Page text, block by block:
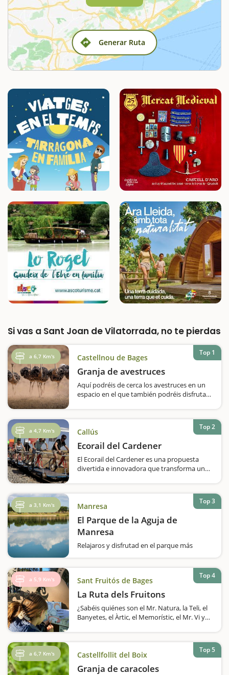
Generar Ruta
Si vas a Sant Joan de Vilatorrada, no te pierdas
a 6,7 Km's Castellnou de Bages
Granja de avestruces
Aquí podréis de cerca los avestruces en un
espacio en el que también podréis disfrutar
teniendo en cuenta los animales que…
Top 1
a 4,7 Km's Callús
Ecorail del Cardener
El Ecorail del Cardener es una propuesta
divertida e innovadora que transforma un
pedalear por vías de tren en medio de la
naturaleza? ¡Esta…
Top 2
a 3,1 Km's Manresa
El Parque de la Aguja de
Manresa
Relajaros y disfrutad en el parque más
Manresa hay un gran lago artificial de 64.000
metros cuadrados y que, a su…
Top 3
a 5,9 Km's Sant Fruitós de Bages
La Ruta dels Fruitons
¿Sabéis quiénes son el Mr. Natura, la Teli, el
Banyetes, el Àrtic, el Memorístic, el Mr. Vi y
en siete puntos de Sant Fruitós…
Top 4
a 6,7 Km's Castellfollit del Boix
Granja de caracoles
Top 5